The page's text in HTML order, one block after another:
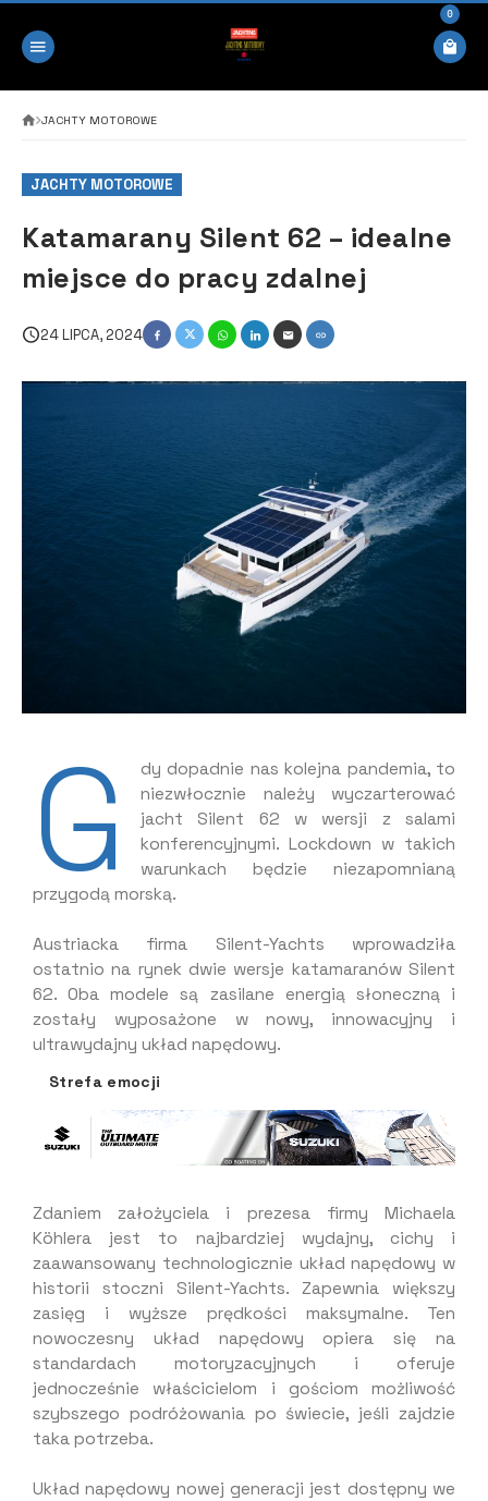
0
JACHTY MOTOROWE
JACHTY MOTOROWE
Katamarany Silent 62 – idealne
miejsce do pracy zdalnej
24 LIPCA, 2024
G
dy dopadnie nas kolejna pandemia, to
niezwłocznie należy wyczarterować
jacht Silent 62 w wersji z salami
konferencyjnymi. Lockdown w takich
warunkach będzie niezapomnianą
przygodą morską.
Austriacka firma Silent-Yachts wprowadziła
ostatnio na rynek dwie wersje katamaranów Silent
62. Oba modele są zasilane energią słoneczną i
zostały wyposażone w nowy, innowacyjny i
ultrawydajny układ napędowy.
Strefa emocji
Zdaniem założyciela i prezesa firmy Michaela
Köhlera jest to najbardziej wydajny, cichy i
zaawansowany technologicznie układ napędowy w
historii stoczni Silent-Yachts. Zapewnia większy
zasięg i wyższe prędkości maksymalne. Ten
nowoczesny układ napędowy opiera się na
standardach motoryzacyjnych i oferuje
jednocześnie właścicielom i gościom możliwość
szybszego podróżowania po świecie, jeśli zajdzie
taka potrzeba.
Układ napędowy nowej generacji jest dostępny we